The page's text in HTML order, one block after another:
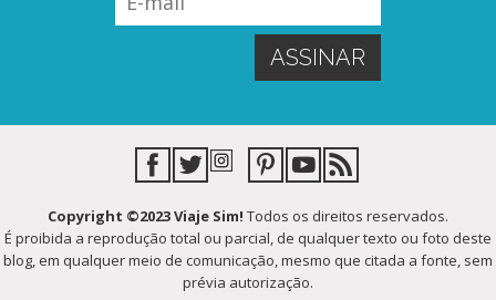
Copyright ©2023 Viaje Sim! Todos os direitos reservados.
É proibida a reprodução total ou parcial, de qualquer texto ou foto deste
blog, em qualquer meio de comunicação, mesmo que citada a fonte, sem
prévia autorização.